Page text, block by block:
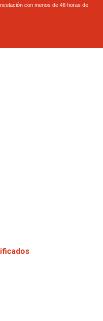
con menos de 48 horas de